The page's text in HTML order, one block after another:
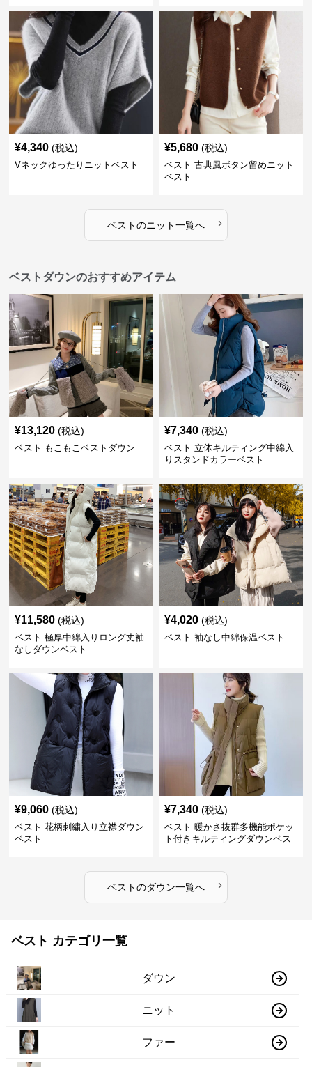
¥4,340 (税込)
Vネックゆったりニットベスト
¥5,680 (税込)
ベスト 古典風ボタン留めニット
ベスト
ベストのニット一覧へ ›
ベストダウンのおすすめアイテム
¥13,120 (税込)
ベスト もこもこベストダウン
¥7,340 (税込)
ベスト 立体キルティング中綿入
りスタンドカラーベスト
¥11,580 (税込)
ベスト 極厚中綿入りロング丈袖
なしダウンベスト
¥4,020 (税込)
ベスト 袖なし中綿保温ベスト
¥9,060 (税込)
ベスト 花柄刺繍入り立襟ダウン
ベスト
¥7,340 (税込)
ベスト 暖かさ抜群多機能ポケッ
ト付きキルティングダウンベス
ベストのダウン一覧へ ›
ベスト カテゴリ一覧
ダウン
ニット
ファー